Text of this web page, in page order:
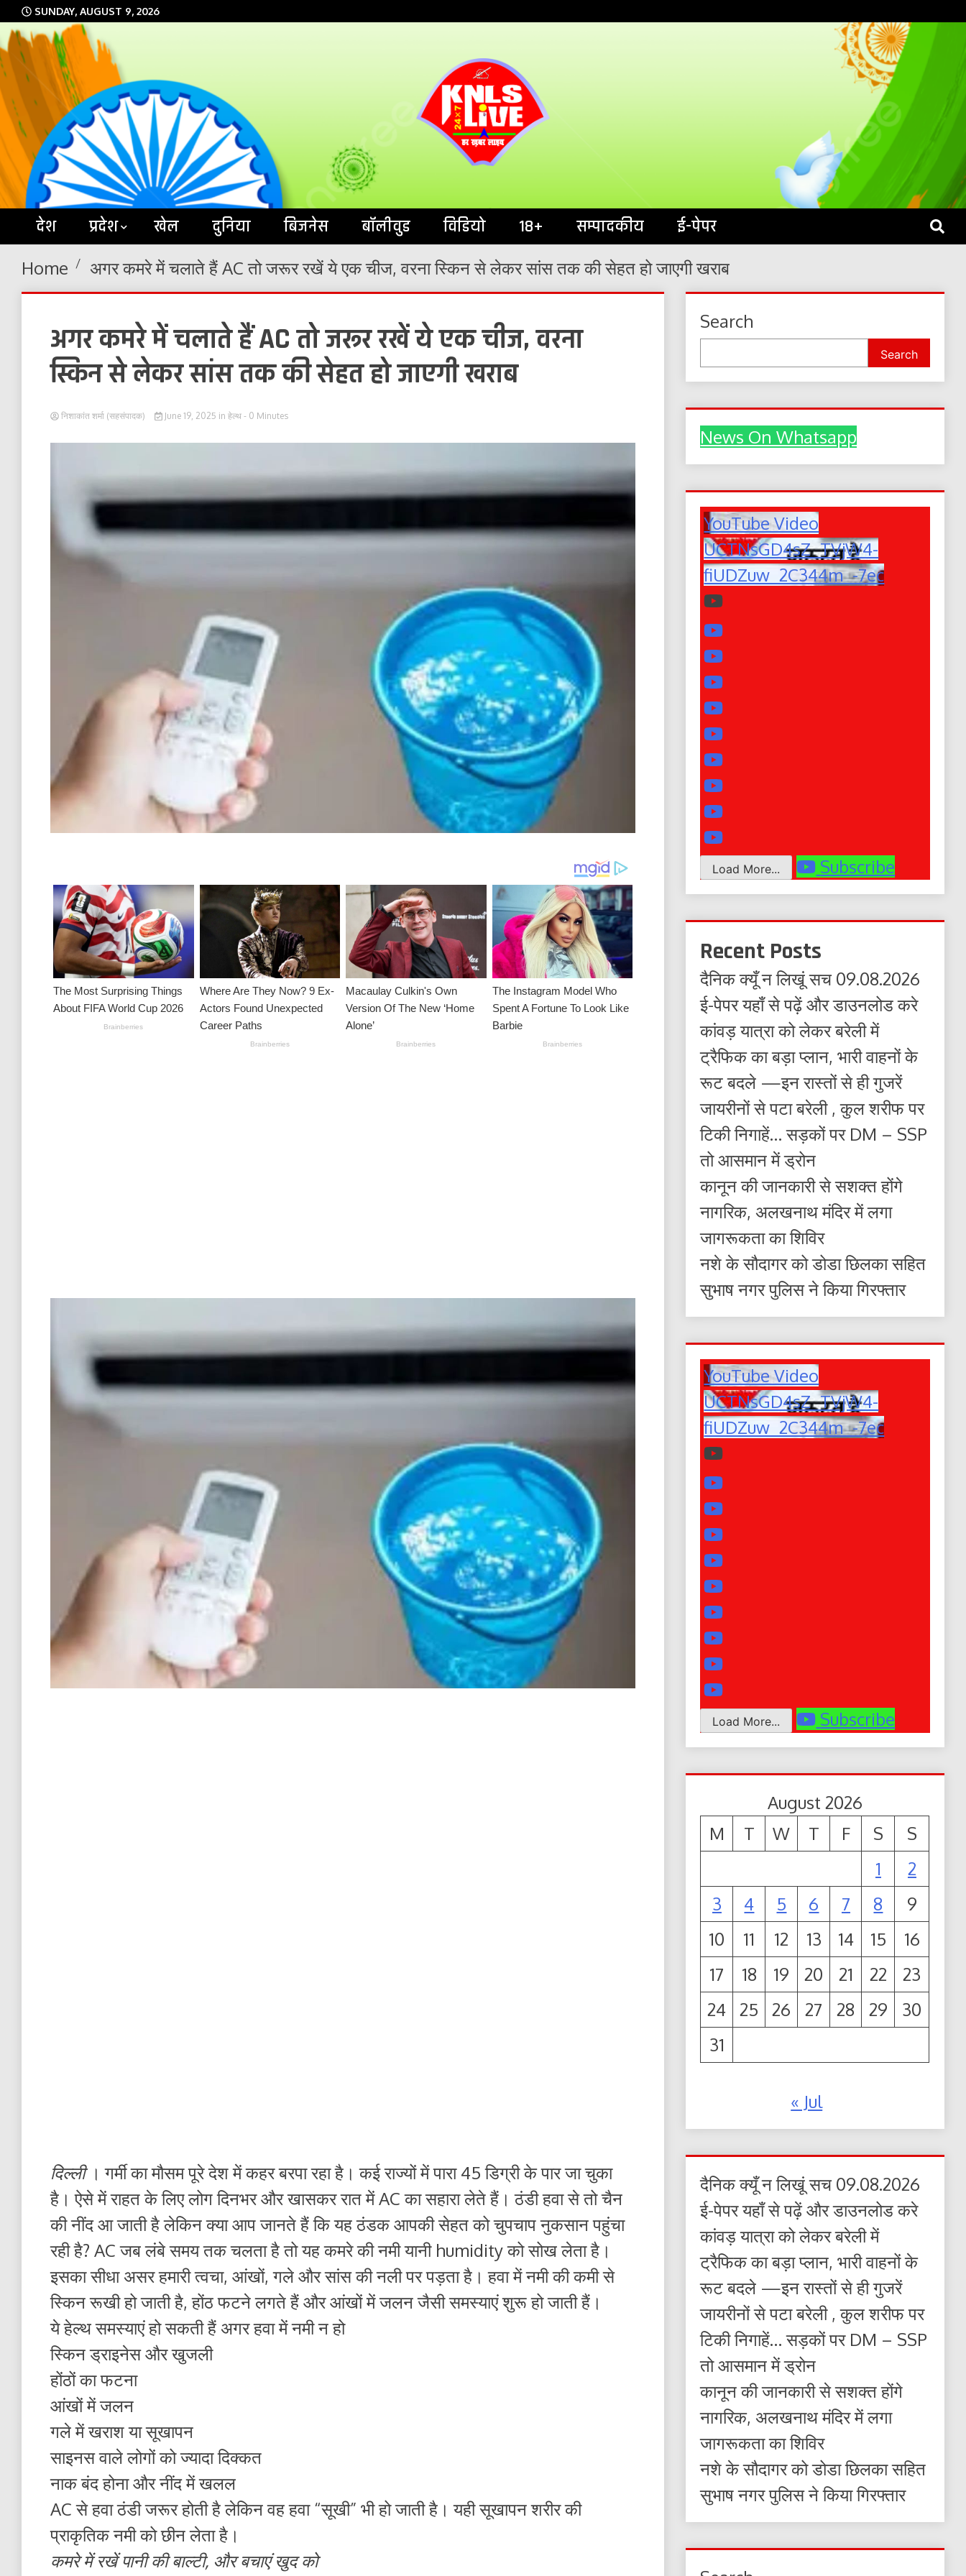
Skip
to
content
SUNDAY, AUGUST 9, 2026
KNLS LIVE
देश प्रदेश खेल दुनिया बिजनेस बॉलीवुड विडियो 18+ सम्पादकीय ई-पेपर
Home अगर कमरे में चलाते हैं AC तो जरूर रखें ये एक चीज, वरना स्किन से लेकर सांस तक की सेहत हो जाएगी खराब
अगर कमरे में चलाते हैं AC तो जरूर रखें ये एक चीज, वरना
स्किन से लेकर सांस तक की सेहत हो जाएगी खराब
निशाकांत शर्मा (सहसंपादक) June 19, 2025 in हेल्थ - 0 Minutes
दिल्ली। गर्मी का मौसम पूरे देश में कहर बरपा रहा है। कई राज्यों में पारा 45 डिग्री के पार जा चुका
है। ऐसे में राहत के लिए लोग दिनभर और खासकर रात में AC का सहारा लेते हैं। ठंडी हवा से तो चैन
की नींद आ जाती है लेकिन क्या आप जानते हैं कि यह ठंडक आपकी सेहत को चुपचाप नुकसान पहुंचा
रही है? AC जब लंबे समय तक चलता है तो यह कमरे की नमी यानी humidity को सोख लेता है।
इसका सीधा असर हमारी त्वचा, आंखों, गले और सांस की नली पर पड़ता है। हवा में नमी की कमी से
स्किन रूखी हो जाती है, होंठ फटने लगते हैं और आंखों में जलन जैसी समस्याएं शुरू हो जाती हैं।
ये हेल्थ समस्याएं हो सकती हैं अगर हवा में नमी न हो
स्किन ड्राइनेस और खुजली
होंठों का फटना
आंखों में जलन
गले में खराश या सूखापन
साइनस वाले लोगों को ज्यादा दिक्कत
नाक बंद होना और नींद में खलल
AC से हवा ठंडी जरूर होती है लेकिन वह हवा “सूखी” भी हो जाती है। यही सूखापन शरीर की
प्राकृतिक नमी को छीन लेता है।
कमरे में रखें पानी की बाल्टी, और बचाएं खुद को
Search
Search
News On Whatsapp
YouTube Video
UCTNsGD4sZ_TVjW4-
fiUDZuw_2C344m_-7ec
Load More... Subscribe
Recent Posts
दैनिक क्यूँ न लिखूं सच 09.08.2026
ई-पेपर यहाँ से पढ़ें और डाउनलोड करे
कांवड़ यात्रा को लेकर बरेली में
ट्रैफिक का बड़ा प्लान, भारी वाहनों के
रूट बदले —इन रास्तों से ही गुजरें
जायरीनों से पटा बरेली , कुल शरीफ पर
टिकी निगाहें… सड़कों पर DM – SSP
तो आसमान में ड्रोन
कानून की जानकारी से सशक्त होंगे
नागरिक, अलखनाथ मंदिर में लगा
जागरूकता का शिविर
नशे के सौदागर को डोडा छिलका सहित
सुभाष नगर पुलिस ने किया गिरफ्तार
YouTube Video
UCTNsGD4sZ_TVjW4-
fiUDZuw_2C344m_-7ec
Load More... Subscribe
August 2026
M
T W T F S
S
1
2
3
4 5 6 7 8
9
10
11 12 13 14 15
16
17
18 19 20 21 22
23
24
25 26 27 28 29
30
31
« Jul
दैनिक क्यूँ न लिखूं सच 09.08.2026
ई-पेपर यहाँ से पढ़ें और डाउनलोड करे
कांवड़ यात्रा को लेकर बरेली में
ट्रैफिक का बड़ा प्लान, भारी वाहनों के
रूट बदले —इन रास्तों से ही गुजरें
जायरीनों से पटा बरेली , कुल शरीफ पर
टिकी निगाहें… सड़कों पर DM – SSP
तो आसमान में ड्रोन
कानून की जानकारी से सशक्त होंगे
नागरिक, अलखनाथ मंदिर में लगा
जागरूकता का शिविर
नशे के सौदागर को डोडा छिलका सहित
सुभाष नगर पुलिस ने किया गिरफ्तार